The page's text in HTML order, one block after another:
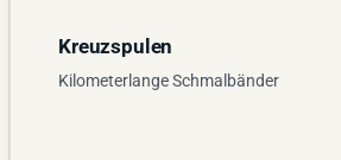
Kreuzspulen
Kilometerlange Schmalbänder